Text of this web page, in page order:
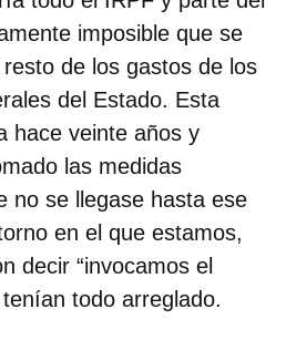
imposible que se
de los gastos de los
del Estado. Esta
hace veinte años y
las medidas
no se llegase hasta ese
en el que estamos,
decir “invocamos el
todo arreglado.